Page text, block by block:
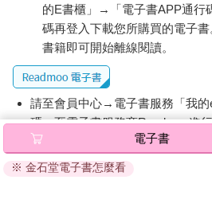
一些熱心的人如何充滿愛地幫助我們
提到義氣相挺的朋友，Ursula K. Le
間的緊張紐帶，以及Judith Arcana溫
的人工流產運動人士，如何在墮胎合
求非法管道。
「意志」著眼於我們生育力中固有的
人工流產合法且在文化上也為人所接
要勇氣和決心。這部分的許多篇章呈
生與死，重新取回道德權威，那是我們
生俱來的權利──無論是Alexis Quinlan
的E書櫃」→「電子書APP通行
碼再登入下載您所購買的電子
書籍即可開始離線閱讀。
請至會員中心→電子書服務「我
碼』至電子書服務商Readmoo進
退換貨須知：
因版權保護，您在金石堂所購買的
電子書
※ 金石堂電子書怎麼看